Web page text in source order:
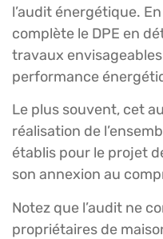
l’audit énergétique.
complète le DPE en
travaux
performance
Le plus souvent, cet
réalisation de
établis pour le projet
son annexion au
Notez que l’audit ne
propriétaires de